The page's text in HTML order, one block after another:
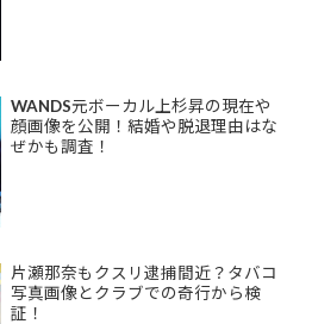
WANDS元ボーカル上杉昇の現在や
顔画像を公開！結婚や脱退理由はな
ぜかも調査！
片瀬那奈もクスリ逮捕間近？タバコ
写真画像とクラブでの奇行から検
証！